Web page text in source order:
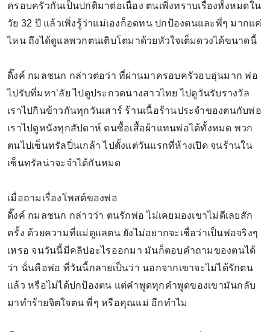
ครอบครัวกันเป็นปกติมาต่อเนื่อง ตนเพิ่งทราบเรื่องทั้งหมดใน
วัย 32 ปี แล้วเพิ่งรู้ว่าแม่เองก็อดทน ปกป้องตนและพี่ๆ มากแค่
ไหน ถึงได้ดูแลพวกตนเติบโตมาด้วยหัวใจเต็มดวงได้ขนาดนี้
ดิ๊งค์ กมลชนก กล่าวต่อว่า ที่ผ่านมาครอบครัวอบอุ่นมาก พ่อ
ไปรับที่มหา’ลัย ไปดูประกวดนางสาวไทย ไปดูวันรับรางวัล
เราไปกินข้าวกันทุกวันเสาร์ ร้านเนื้อร้านประจำของตนกับพ่อ
เราไปดูหนังทุกสัปดาห์ ตนซื้อเสื้อผ้าแทนพ่อได้ทั้งหมด พวก
ตนไปเซ็นทรัลปิ่นเกล้า ไปตั้งแต่วันแรกที่ห้างเปิด จนร้านใน
เซ็นทรัลน่าจะจำได้กันหมด
เมื่อถามเรื่องโพสต์ของพ่อ
ดิ๊งค์ กมลชนก กล่าวว่า ตนรักพ่อ ไม่เคยมองเขาไม่ดีเลยสัก
ครั้ง ด้วยความที่แม่ดูแลตน ยังไม่อยากจะเชื่อว่าเป็นพ่อจริงๆ
เหรอ จนวันนี้มีคลิปอะไรออกมา มันก็ตอบคำถามของตนได้
ว่า นั่นคือพ่อ ที่วันนี้กลายเป็นว่า นอกจากเขาจะไม่ได้รักตน
แล้ว หรือไม่ได้ปกป้องตน แต่คำพูดทุกคำพูดของเขามันกลับ
มาทำร้ายจิตใจตน พี่ๆ หรือคุณแม่ อีกทำไม